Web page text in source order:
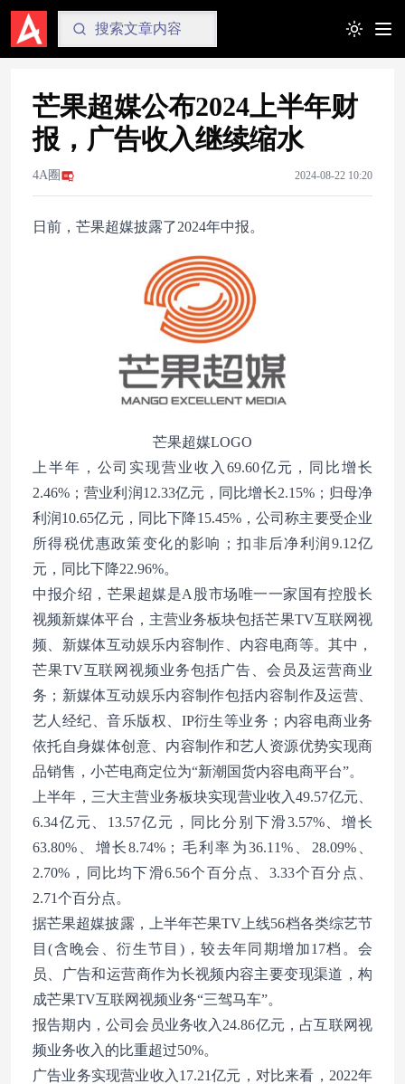
Toggle
芒果超媒公布2024上半年财
报，广告收入继续缩水
4A圈 2024-08-22 10:20
日前，芒果超媒披露了2024年中报。
芒果超媒LOGO
上半年，公司实现营业收入69.60亿元，同比增长
2.46%；营业利润12.33亿元，同比增长2.15%；归母净
利润10.65亿元，同比下降15.45%，公司称主要受企业
所得税优惠政策变化的影响；扣非后净利润9.12亿
元，同比下降22.96%。
中报介绍，芒果超媒是A股市场唯一一家国有控股长
视频新媒体平台，主营业务板块包括芒果TV互联网视
频、新媒体互动娱乐内容制作、内容电商等。其中，
芒果TV互联网视频业务包括广告、会员及运营商业
务；新媒体互动娱乐内容制作包括内容制作及运营、
艺人经纪、音乐版权、IP衍生等业务；内容电商业务
依托自身媒体创意、内容制作和艺人资源优势实现商
品销售，小芒电商定位为“新潮国货内容电商平台”。
上半年，三大主营业务板块实现营业收入49.57亿元、
6.34亿元、13.57亿元，同比分别下滑3.57%、增长
63.80%、增长8.74%；毛利率为36.11%、28.09%、
2.70%，同比均下滑6.56个百分点、3.33个百分点、
2.71个百分点。
据芒果超媒披露，上半年芒果TV上线56档各类综艺节
目(含晚会、衍生节目)，较去年同期增加17档。会
员、广告和运营商作为长视频内容主要变现渠道，构
成芒果TV互联网视频业务“三驾马车”。
报告期内，公司会员业务收入24.86亿元，占互联网视
频业务收入的比重超过50%。
广告业务实现营业收入17.21亿元，对比来看，2022年